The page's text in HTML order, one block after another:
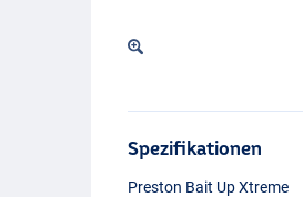
Spezifikationen
Preston Bait Up Xtreme